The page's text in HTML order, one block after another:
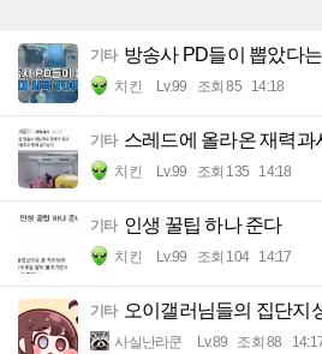
기타 방송사 PD들이 뽑았다
치킨 Lv.99 조회 85 14:18
기타 스레드에 올라온 재력과
치킨 Lv.99 조회 135 14:18
기타 인생 꿀팁 하나 준다
치킨 Lv.99 조회 104 14:17
기타 오이갤러님들의 집단지
사실난라쿤 Lv.89 조회 88